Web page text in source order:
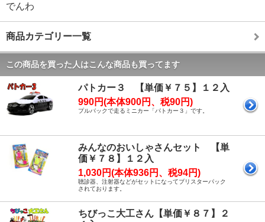
でんわ
商品カテゴリー一覧
この商品を買った人はこんな商品も買ってます
パトカー３ 【単価￥７５】１２入
990円(本体900円、税90円)
プルバックで走るミニカー「パトカー３」です。
みんなのおいしゃさんセット 【単
価￥７８】１２入
1,030円(本体936円、税94円)
聴診器、注射器などがセットになってブリスターパック
されております。
ちびっこ大工さん【単価￥８７】２